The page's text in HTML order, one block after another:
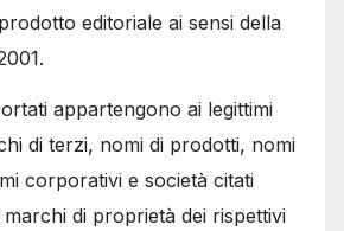
editoriale ai sensi della
appartengono ai legittimi
di terzi, nomi di prodotti, nomi
corporativi e società citati
di proprietà dei rispettivi